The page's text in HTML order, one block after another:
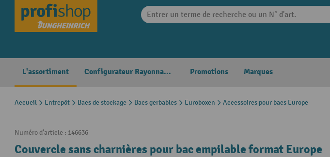
Skip to main navigation
L'assortiment Configurateur Rayonnages Promotions Marques
Accueil Entrepôt Bacs de stockage Bacs gerbables Euroboxen Accessoires pour bacs Europe
Numéro d'article : 146636
Couvercle sans charnières pour bac empilable format Europe